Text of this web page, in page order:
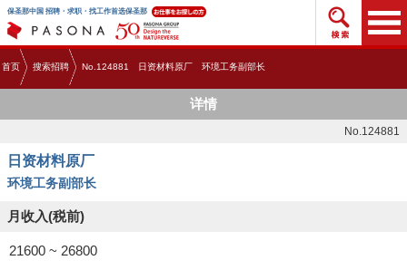
保圣那中国 招聘・求职・找工作首选保圣那 搜索
首页 搜索招聘 No.124881 日资材料原厂 环境工务副部长
详情
No.124881
日资材料原厂
环境工务副部长
月收入(税前)
21600 ~ 26800